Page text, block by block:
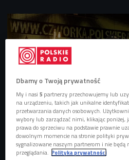
AG Carmen zagrała koncert w Czwórce Foto:
Czwórka już 7. raz zaprosiła
Dbamy o Twoją prywatność
My i nasi5 partnerzy przechowujemy lub
na urządzeniu, takich jak unikalne
przetwarzania danych osobowych.
wybory lub zarządzać nimi, klikając poniżej,
prawa do sprzeciwu na podstawie prawnie
dowolnym momencie na stronie polityki
sygnalizowane naszym partnerom i nie będą
przeglądania. Polityka prywatności